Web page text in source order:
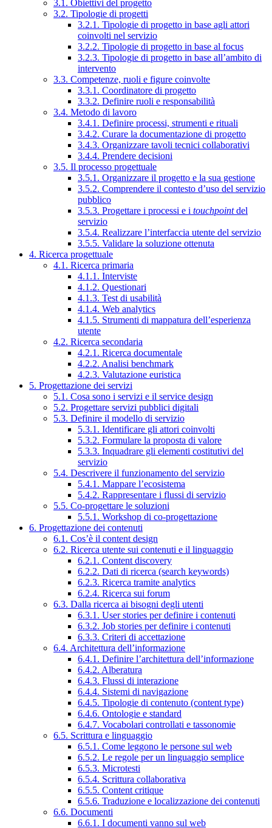
3.1. Obiettivi del progetto
3.2. Tipologie di progetti
3.2.1. Tipologie di progetto in base agli attori
coinvolti nel servizio
3.2.2. Tipologie di progetto in base al focus
3.2.3. Tipologie di progetto in base all’ambito di
intervento
3.3. Competenze, ruoli e figure coinvolte
3.3.1. Coordinatore di progetto
3.3.2. Definire ruoli e responsabilità
3.4. Metodo di lavoro
3.4.1. Definire processi, strumenti e rituali
3.4.2. Curare la documentazione di progetto
3.4.3. Organizzare tavoli tecnici collaborativi
3.4.4. Prendere decisioni
3.5. Il processo progettuale
3.5.1. Organizzare il progetto e la sua gestione
3.5.2. Comprendere il contesto d’uso del servizio
pubblico
3.5.3. Progettare i processi e i touchpointdel
servizio
3.5.4. Realizzare l’interfaccia utente del servizio
3.5.5. Validare la soluzione ottenuta
4. Ricerca progettuale
4.1. Ricerca primaria
4.1.1. Interviste
4.1.2. Questionari
4.1.3. Test di usabilità
4.1.4. Web analytics
4.1.5. Strumenti di mappatura dell’esperienza
utente
4.2. Ricerca secondaria
4.2.1. Ricerca documentale
4.2.2. Analisi benchmark
4.2.3. Valutazione euristica
5. Progettazione dei servizi
5.1. Cosa sono i servizi e il service design
5.2. Progettare servizi pubblici digitali
5.3. Definire il modello di servizio
5.3.1. Identificare gli attori coinvolti
5.3.2. Formulare la proposta di valore
5.3.3. Inquadrare gli elementi costitutivi del
servizio
5.4. Descrivere il funzionamento del servizio
5.4.1. Mappare l’ecosistema
5.4.2. Rappresentare i flussi di servizio
5.5. Co-progettare le soluzioni
5.5.1. Workshop di co-progettazione
6. Progettazione dei contenuti
6.1. Cos’è il content design
6.2. Ricerca utente sui contenuti e il linguaggio
6.2.1. Content discovery
6.2.2. Dati di ricerca (search keywords)
6.2.3. Ricerca tramite analytics
6.2.4. Ricerca sui forum
6.3. Dalla ricerca ai bisogni degli utenti
6.3.1. User stories per definire i contenuti
6.3.2. Job stories per definire i contenuti
6.3.3. Criteri di accettazione
6.4. Architettura dell’informazione
6.4.1. Definire l’architettura dell’informazione
6.4.2. Alberatura
6.4.3. Flussi di interazione
6.4.4. Sistemi di navigazione
6.4.5. Tipologie di contenuto (content type)
6.4.6. Ontologie e standard
6.4.7. Vocabolari controllati e tassonomie
6.5. Scrittura e linguaggio
6.5.1. Come leggono le persone sul web
6.5.2. Le regole per un linguaggio semplice
6.5.3. Microtesti
6.5.4. Scrittura collaborativa
6.5.5. Content critique
6.5.6. Traduzione e localizzazione dei contenuti
6.6. Documenti
6.6.1. I documenti vanno sul web